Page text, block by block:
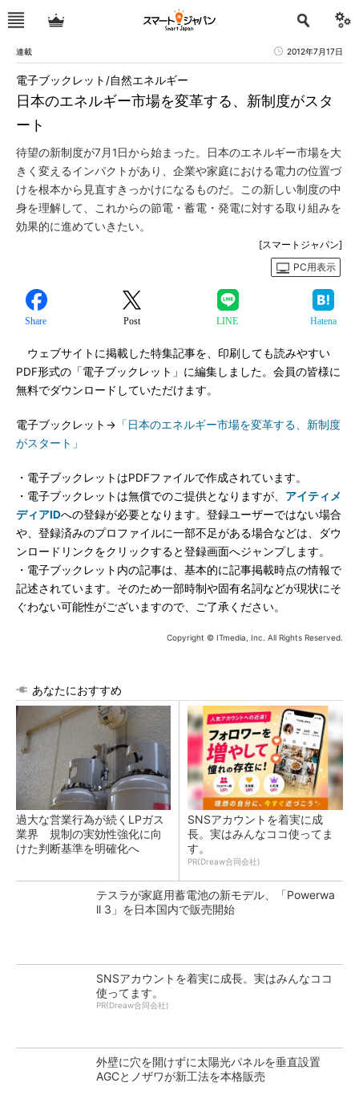
連載 2012年7月17日
日本のエネルギー市場を変革する、新制度がスタ
ート
電子ブックレット/自然エネルギー
待望の新制度が7月1日から始まった。日本のエネルギー市場を大
きく変えるインパクトがあり、企業や家庭における電力の位置づ
けを根本から見直すきっかけになるものだ。この新しい制度の中
身を理解して、これからの節電・蓄電・発電に対する取り組みを
効果的に進めていきたい。
[スマートジャパン]
PC用表示
Share Post LINE Hatena
ウェブサイトに掲載した特集記事を、印刷しても読みやすい
PDF形式の「電子ブックレット」に編集しました。会員の皆様に
無料でダウンロードしていただけます。
電子ブックレット→ 「日本のエネルギー市場を変革する、新制度
がスタート」
・電子ブックレットはPDFファイルで作成されています。
・電子ブックレットは無償でのご提供となりますが、 アイティメ
ディアIDへの登録が必要となります。登録ユーザーではない場合
や、登録済みのプロファイルに一部不足がある場合などは、ダウ
ンロードリンクをクリックすると登録画面へジャンプします。
・電子ブックレット内の記事は、基本的に記事掲載時点の情報で
記述されています。そのため一部時制や固有名詞などが現状にそ
ぐわない可能性がございますので、ご了承ください。
Copyright © ITmedia, Inc. All Rights Reserved.
あなたにおすすめ
過大な営業行為が続くLPガス
業界 規制の実効性強化に向
けた判断基準を明確化へ
SNSアカウントを着実に成
長。実はみんなココ使ってま
す。
PR(Dreaw合同会社)
テスラが家庭用蓄電池の新モデル、「Powerwa
ll 3」を日本国内で販売開始
SNSアカウントを着実に成長。実はみんなココ
使ってます。
PR(Dreaw合同会社)
外壁に穴を開けずに太陽光パネルを垂直設置
AGCとノザワが新工法を本格販売